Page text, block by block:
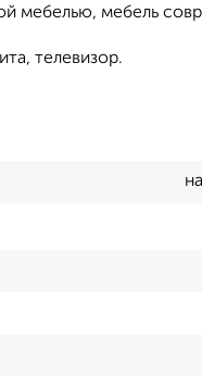
мебелью, мебель
телевизор.